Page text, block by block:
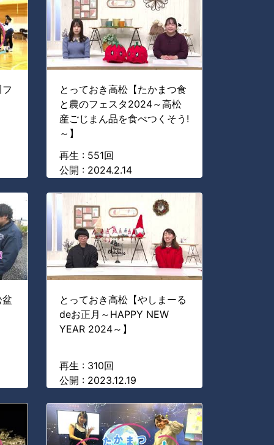
とっておき高松【たかまつ食
と農のフェスタ2024～高松
産ごじまん品を食べつくそう!
～】
再生 : 551回
公開 : 2024.2.14
とっておき高松【やしまーる
deお正月～HAPPY NEW
YEAR 2024～】
再生 : 310回
公開 : 2023.12.19